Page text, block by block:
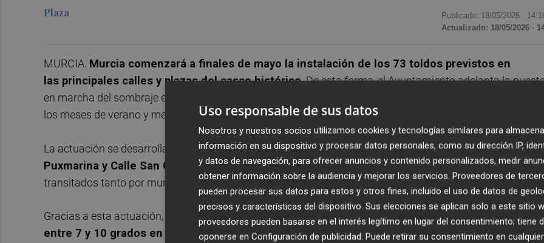
Plaza Publicado: 18/05/2026 ·
Actualizado: 18/05/2026 ·
MURCIA. Murcia comenzará a finales de mayo la instalación de los 73 toldos previstos en
las principales calles y plazas del casco histórico. De esta forma, el Ayuntamiento adelanta la
en marcha del sombraje en el centro de la ciudad con el objetivo de mitigar las altas temperaturas
los meses de verano y mejorar el confort de vecinos, visitantes y comerciantes.
La actuación se desarrollará en lascalles Trapería y Platería, así como en la Plaza Joufré, Plaza
Puxmarina y Calle San Cristóbal,al igual que en ediciones anteriores, por ser espacios especialmente
transitados tanto por murcianos como por turistas.
Gracias a esta actuación, que
reducirá la temperatura ambiente y del pavimento en estas zonas
entre 7 y 10 grados en las horas centrales del día, se crearán entornos más agradables y
Uso responsable de sus datos
Nosotros y nuestros socios utilizamos cookies y tecnologías similares para
información en su dispositivo y procesar datos personales, como su dirección IP,
y datos de navegación, para ofrecer anuncios y contenido personalizados, medir
obtener información sobre la audiencia y mejorar los servicios. Proveedores de
pueden procesar sus datos para estos y otros fines, incluido el uso de datos de
precisos y características del dispositivo. Sus elecciones se aplican solo a este sitio
proveedores pueden basarse en el interés legítimo en lugar del consentimiento; tiene
oponerse en Configuración de publicidad. Puede retirar su consentimiento en